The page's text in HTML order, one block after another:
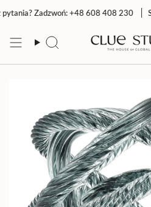
do
Zadzwoń: +48 608 408 230
Szukaj